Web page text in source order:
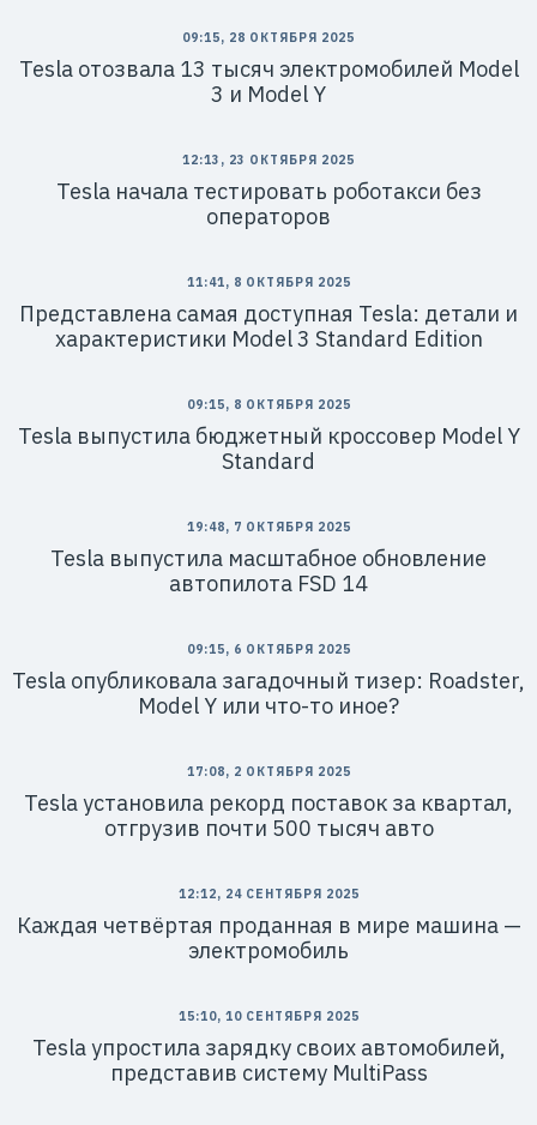
09:15, 28 ОКТЯБРЯ 2025
Tesla отозвала 13 тысяч электромобилей Model
3 и Model Y
12:13, 23 ОКТЯБРЯ 2025
Tesla начала тестировать роботакси без
операторов
11:41, 8 ОКТЯБРЯ 2025
Представлена самая доступная Tesla: детали и
характеристики Model 3 Standard Edition
09:15, 8 ОКТЯБРЯ 2025
Tesla выпустила бюджетный кроссовер Model Y
Standard
19:48, 7 ОКТЯБРЯ 2025
Tesla выпустила масштабное обновление
автопилота FSD 14
09:15, 6 ОКТЯБРЯ 2025
Tesla опубликовала загадочный тизер: Roadster,
Model Y или что-то иное?
17:08, 2 ОКТЯБРЯ 2025
Tesla установила рекорд поставок за квартал,
отгрузив почти 500 тысяч авто
12:12, 24 СЕНТЯБРЯ 2025
Каждая четвёртая проданная в мире машина —
электромобиль​
15:10, 10 СЕНТЯБРЯ 2025
Tesla упростила зарядку своих автомобилей,
представив систему MultiPass